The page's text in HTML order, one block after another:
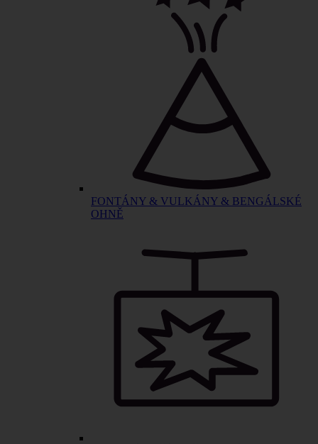
FONTÁNY & VULKÁNY & BENGÁLSKÉ
OHNĚ